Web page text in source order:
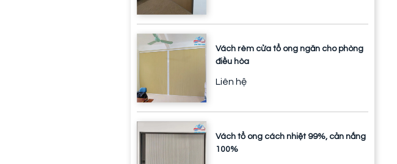
Vách rèm cửa tổ ong ngăn cho phòng
điều hòa
Liên hệ
Vách tổ ong cách nhiệt 99%, cản nắng
100%